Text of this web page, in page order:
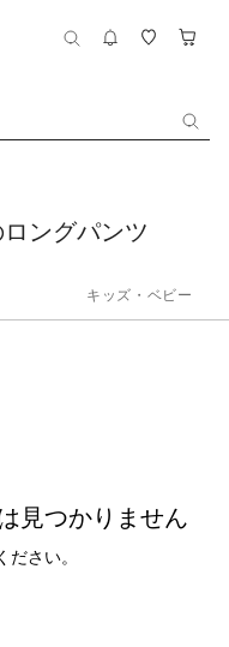
ングパンツ
キッズ・ベビー
見つかりません
さい。